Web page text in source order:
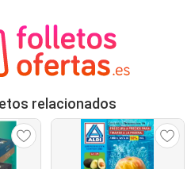
relacionados